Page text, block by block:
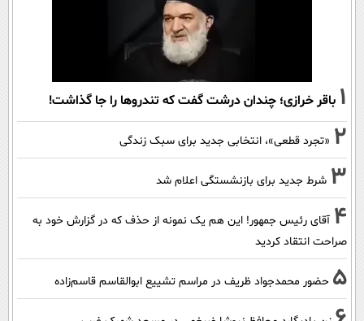
1 باقر خرازی؛ چندان درشت گفت که تندروها را جا گذاشت!
2 «تجرد قطعی»، انتخابی جدید برای سبک زندگی
3 شرط جدید برای بازنشستگی اعلام شد
4 آقای رئیس جمهور! این هم یک نمونه از حذف که در گزارش خود به
صراحت انتقاد کردید
5 حضور محمدجواد ظریف در مراسم تشییع ابوالقاسم قاسم‌زاده